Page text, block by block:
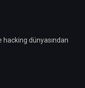
hacking dünyasından